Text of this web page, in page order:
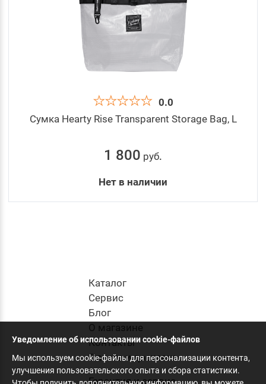
0.0
Сумка Hearty Rise Transparent Storage Bag, L
1 800 руб.
Нет в наличии
Каталог
Cервис
Блог
О магазине
Контакты
Оплата и доставка
Гарантия и сервис
Уведомление об использовании cookie-файлов
Мы используем cookie-файлы для персонализации контента,
улучшения пользовательского опыта и сбора статистики.